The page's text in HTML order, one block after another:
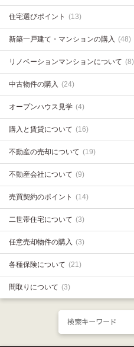
住宅選びポイント (13)
新築一戸建て・マンションの購入 (48)
リノベーションマンションについて (8)
中古物件の購入 (24)
オープンハウス見学 (4)
購入と賃貸について (16)
不動産の売却について (19)
不動産会社について (9)
売買契約のポイント (14)
二世帯住宅について (3)
任意売却物件の購入 (3)
各種保険について (21)
間取りについて (3)